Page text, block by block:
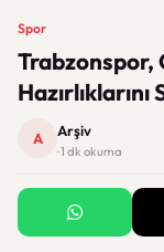
Spor
Trabzonspor,
A Arşiv
· 1 dk okuma